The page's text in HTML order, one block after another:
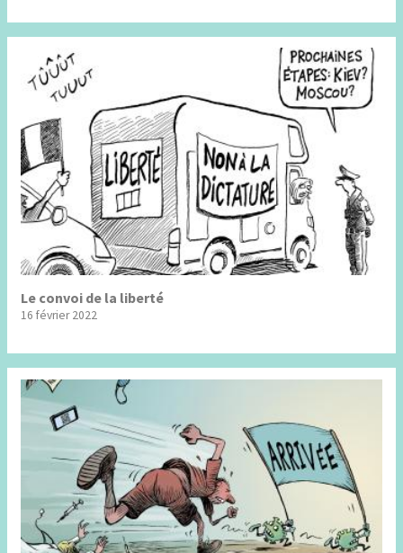
Le convoi de la liberté
16 février 2022